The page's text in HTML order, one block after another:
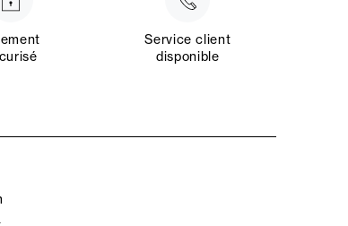
Service client
disponible